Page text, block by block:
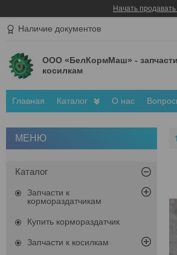
Начать
Наличие документов
ООО «БелКормМаш» -
косилкам
Главная Каталог О нас
Каталог
Запчасти к
кормораздатчикам
Купить кормораздатчик
Запчасти к косилкам